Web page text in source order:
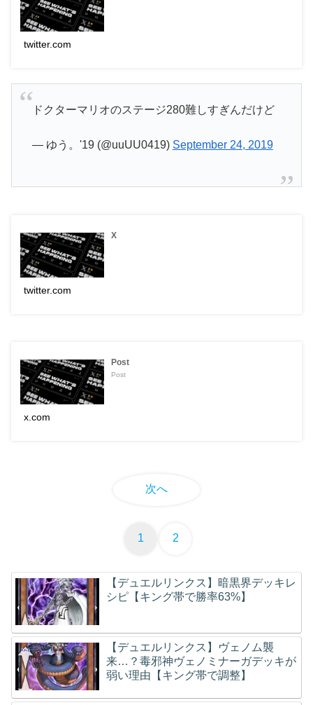
twitter.com
ドクターマリオのステージ280難しすぎんだけど
— ゆう。'19 (@uuUU0419) September 24, 2019
X
twitter.com
Post
Post
x.com
次へ
1 2
【デュエルリンクス】暗黒界デッキレ
シピ【キング帯で勝率63%】
【デュエルリンクス】ヴェノム襲
来…？毒邪神ヴェノミナーガデッキが
弱い理由【キング帯で調整】